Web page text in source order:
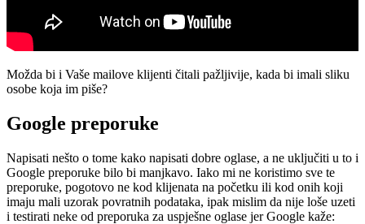
Možda bi i Vaše mailove klijenti čitali pažljivije, kada bi imali sliku
osobe koja im piše?
Google preporuke
Napisati nešto o tome kako napisati dobre oglase, a ne uključiti u to i
Google preporuke bilo bi manjkavo. Iako mi ne koristimo sve te
preporuke, pogotovo ne kod klijenata na početku ili kod onih koji
imaju mali uzorak povratnih podataka, ipak mislim da nije loše uzeti
i testirati neke od preporuka za uspješne oglase jer Google kaže: